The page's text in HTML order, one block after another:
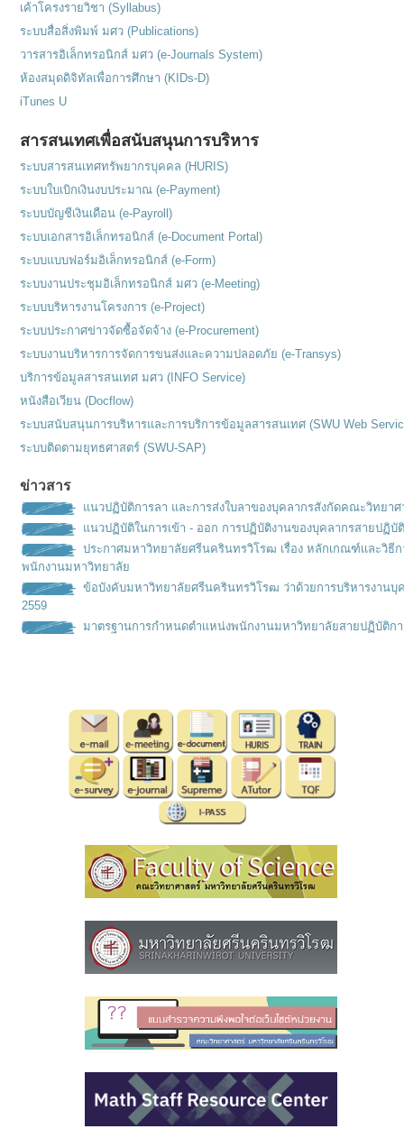
เค้าโครงรายวิชา (Syllabus)
ระบบสื่อสิ่งพิมพ์ มศว (Publications)
วารสารอิเล็กทรอนิกส์ มศว (e-Journals System)
ห้องสมุดดิจิทัลเพื่อการศึกษา (KIDs-D)
iTunes U
สารสนเทศเพื่อสนับสนุนการบริหาร
ระบบสารสนเทศทรัพยากรบุคคล (HURIS)
ระบบใบเบิกเงินงบประมาณ (e-Payment)
ระบบบัญชีเงินเดือน (e-Payroll)
ระบบเอกสารอิเล็กทรอนิกส์ (e-Document Portal)
ระบบแบบฟอร์มอิเล็กทรอนิกส์ (e-Form)
ระบบงานประชุมอิเล็กทรอนิกส์ มศว (e-Meeting)
ระบบบริหารงานโครงการ (e-Project)
ระบบประกาศข่าวจัดซื้อจัดจ้าง (e-Procurement)
ระบบงานบริหารการจัดการขนส่งและความปลอดภัย (e-Transys)
บริการข้อมูลสารสนเทศ มศว (INFO Service)
หนังสือเวียน (Docflow)
ระบบสนับสนุนการบริหารและการบริการข้อมูลสารสนเทศ (SWU Web
ระบบติดตามยุทธศาสตร์ (SWU-SAP)
ข่าวสาร
แนวปฏิบัติการลา และการส่งใบลาของบุคลากรสังกัดคณะวิทยาศ
แนวปฏิบัติในการเข้า - ออก การปฏิบัติงานของบุคลากรสายปฏิบั
ประกาศมหาวิทยาลัยศรีนครินทรวิโรฒ เรื่อง หลักเกณฑ์เเละวิธี
พนักงานมหาวิทยาลัย
ข้อบังคับมหาวิทยาลัยศรีนครินทรวิโรฒ ว่าด้วยการบริหารงาน
2559
มาตรฐานการกำหนดตำเเหน่งพนักงานมหาวิทยาลัยสายปฏิบัติก